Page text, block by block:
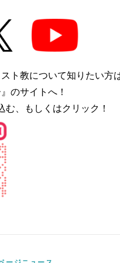
スト教について知りたい方
のサイトへ！
む、もしくはクリック！